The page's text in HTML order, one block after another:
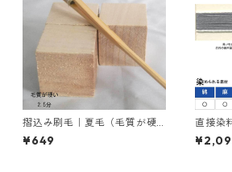
摺込み刷毛｜夏毛（毛質が硬
い）2.5分
¥649
直接染
0g｜ダ
ック